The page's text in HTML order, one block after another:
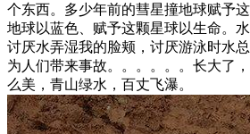
个东西。多少年前的彗星撞地球赋予
地球以蓝色、赋予这颗星球以生命。
讨厌水弄湿我的脸颊，讨厌游泳时水
为人们带来事故。。。。。。长大了
么美，青山绿水，百丈飞瀑。